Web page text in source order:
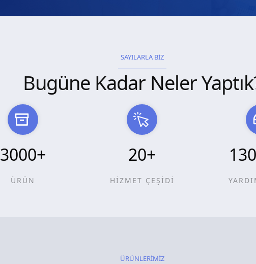
SAYILARLA BİZ
Bugüne Kadar Neler
3000+
ÜRÜN
20+
HİZMET ÇEŞİDİ
ÜRÜNLERİMİZ